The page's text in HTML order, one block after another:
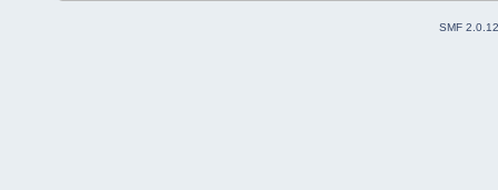
SMF 2.0.12